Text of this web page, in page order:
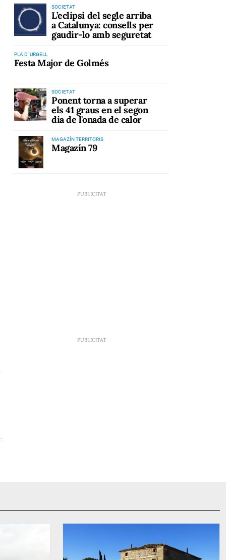
SOCIETAT
L’eclipsi del segle arriba
a Catalunya: consells per
gaudir-lo amb seguretat
PLA D' URGELL
Festa Major de Golmés
SOCIETAT
Ponent torna a superar
els 41 graus en el segon
dia de l'onada de calor
MAGAZÍN TERRITORIS
Magazín 79